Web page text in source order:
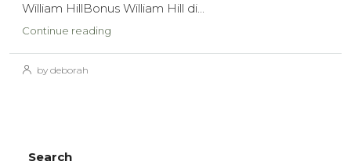
William HillBonus William Hill di...
Continue reading
by deborah
Search